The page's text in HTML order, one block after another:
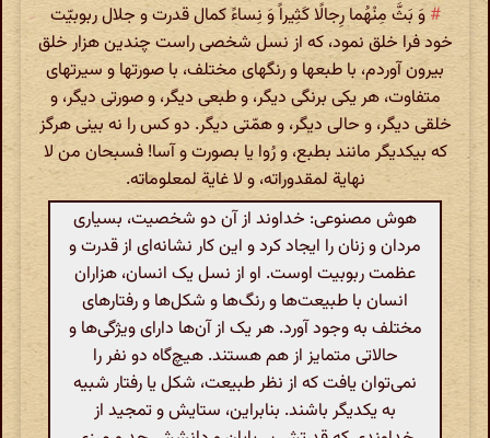
# وَ بَثَّ مِنْهُما رِجالًا کَثِیراً وَ نِساءً کمال قدرت و جلال ربوبیّت
خود فرا خلق نمود، که از نسل شخصی راست چندین هزار خلق
بیرون آوردم، با طبعها و رنگهای مختلف، با صورتها و سیرتهای
متفاوت، هر یکی برنگی دیگر، و طبعی دیگر، و صورتی دیگر، و
خلقی دیگر، و حالی دیگر، و همّتی دیگر. دو کس را نه بینی هرگز
که بیکدیگر مانند بطبع، و رُوا یا بصورت و آسا! فسبحان من لا
نهایة لمقدوراته، و لا غایة لمعلوماته.
هوش مصنوعی: خداوند از آن دو شخصیت، بسیاری
مردان و زنان را ایجاد کرد و این کار نشانه‌ای از قدرت و
عظمت ربوبیت اوست. او از نسل یک انسان، هزاران
انسان با طبیعت‌ها و رنگ‌ها و شکل‌ها و رفتارهای
مختلف به وجود آورد. هر یک از آن‌ها دارای ویژگی‌ها و
حالاتی متمایز از هم هستند. هیچ‌گاه دو نفر را
نمی‌توان یافت که از نظر طبیعت، شکل یا رفتار شبیه
به یکدیگر باشند. بنابراین، ستایش و تمجید از